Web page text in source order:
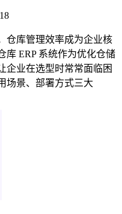
仓库管理效率成为企业核
库 ERP 系统作为优化仓储
企业在选型时常常面临困
场景、部署方式三大